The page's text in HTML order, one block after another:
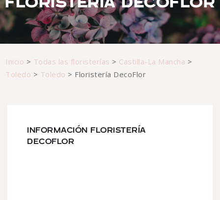
Inicio > Todas las floristerías > Castilla-La Mancha >
Toledo > Toledo > Floristería DecoFlor
INFORMACIÓN FLORISTERÍA
DECOFLOR